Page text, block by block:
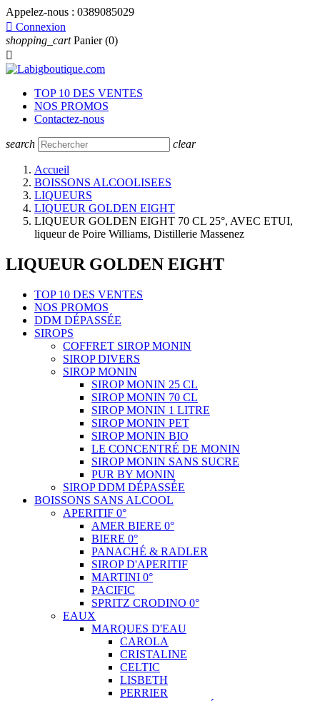
Appelez-nous : 0389085029
 Connexion
shopping_cart Panier (0)

TOP 10 DES VENTES
NOS PROMOS
Contactez-nous
search clear
Accueil
BOISSONS ALCOOLISEES
LIQUEURS
LIQUEUR GOLDEN EIGHT
LIQUEUR GOLDEN EIGHT 70 CL 25°, AVEC ETUI,
liqueur de Poire Williams, Distillerie Massenez
LIQUEUR GOLDEN EIGHT
TOP 10 DES VENTES
NOS PROMOS
DDM DÉPASSÉE
SIROPS
COFFRET SIROP MONIN
SIROP DIVERS
SIROP MONIN
SIROP MONIN 25 CL
SIROP MONIN 70 CL
SIROP MONIN 1 LITRE
SIROP MONIN PET
SIROP MONIN BIO
LE CONCENTRÉ DE MONIN
SIROP MONIN SANS SUCRE
PUR BY MONIN
SIROP DDM DÉPASSÉE
BOISSONS SANS ALCOOL
APERITIF 0°
AMER BIERE 0°
BIERE 0°
PANACHÉ & RADLER
SIROP D'APERITIF
MARTINI 0°
PACIFIC
SPRITZ CRODINO 0°
EAUX
MARQUES D'EAU
CAROLA
CRISTALINE
CELTIC
LISBETH
PERRIER